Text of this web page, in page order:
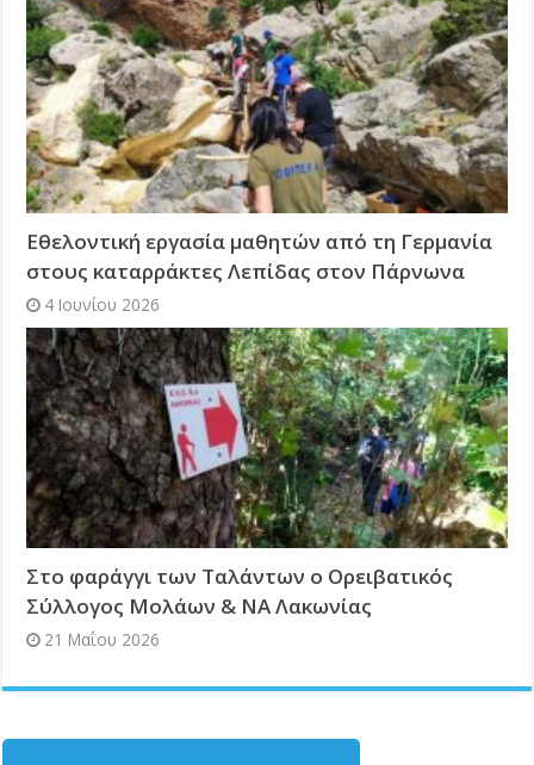
Εθελοντική εργασία μαθητών από τη Γερμανία
στους καταρράκτες Λεπίδας στον Πάρνωνα
4 Ιουνίου 2026
Στο φαράγγι των Ταλάντων ο Ορειβατικός
Σύλλογος Mολάων & ΝΑ Λακωνίας
21 Μαΐου 2026